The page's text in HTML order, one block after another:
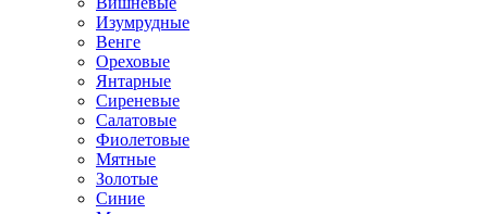
Изумрудные
Венге
Ореховые
Янтарные
Сиреневые
Салатовые
Фиолетовые
Мятные
Золотые
Синие